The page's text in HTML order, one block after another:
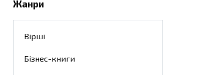
Жанри
Вірші
Бізнес-книги